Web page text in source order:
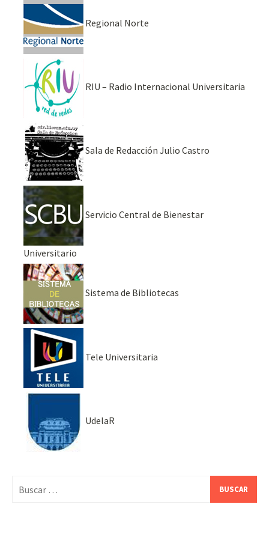
Regional Norte
RIU – Radio Internacional Universitaria
Sala de Redacción Julio Castro
Servicio Central de Bienestar
Universitario
Sistema de Bibliotecas
Tele Universitaria
UdelaR